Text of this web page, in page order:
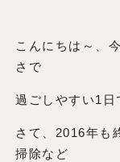
こんにちは～、
さで
過ごしやすい1日
さて、2016年も
掃除など